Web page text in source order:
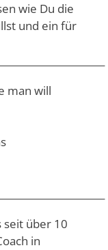
wie Du die
und ein für
man will
seit über 10
in